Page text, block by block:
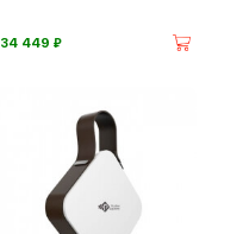
34 449 ⃏